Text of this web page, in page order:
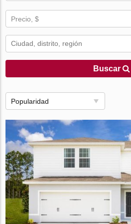
Precio, $
Buscar
Popularidad